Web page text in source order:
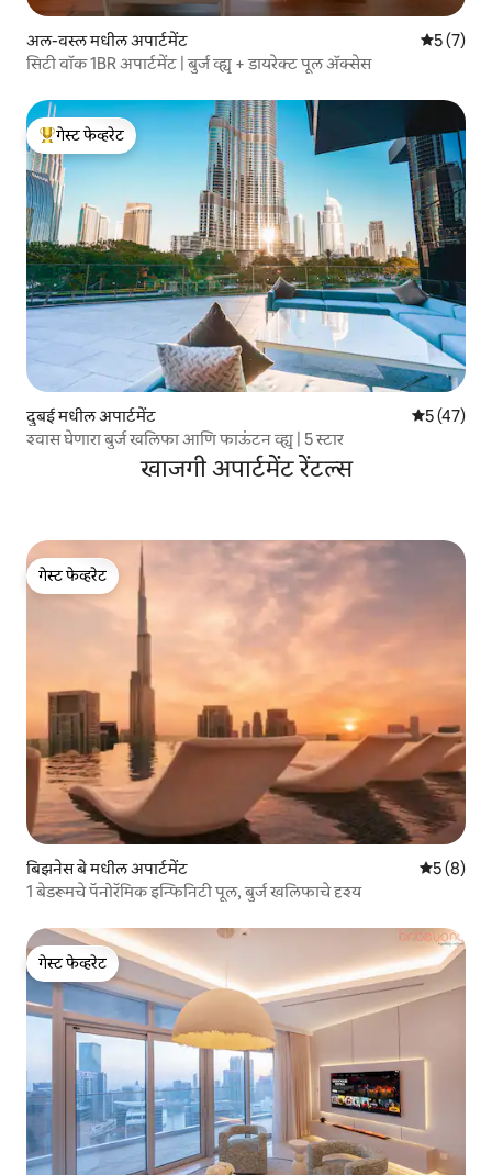
अल-वस्ल मधील अपार्टमेंट 5 पैकी 5
5 (7)
सिटी वॉक 1BR अपार्टमेंट | बुर्ज व्ह्यू + डायरेक्ट पूल ॲक्सेस
टॉप गेस्ट फेव्हरेट
गेस्ट फेव्हरेट
दुबई मधील अपार्टमेंट 5 पैकी 5
5 (47)
श्वास घेणारा बुर्ज खलिफा आणि फाऊंटन व्ह्यू | 5 स्टार
खाजगी अपार्टमेंट रेंटल्स
गेस्ट फेव्हरेट
गेस्ट फेव्हरेट
बिझनेस बे मधील अपार्टमेंट 5 पैकी 5
5 (8)
1 बेडरूमचे पॅनोरॅमिक इन्फिनिटी पूल, बुर्ज खलिफाचे दृश्य
गेस्ट फेव्हरेट
गेस्ट फेव्हरेट